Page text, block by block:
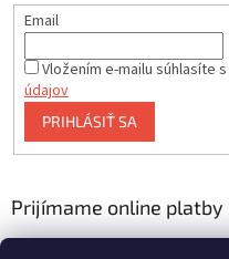
Email
Vložením e-mailu súhlasíte s
údajov
PRIHLÁSIŤ SA
Prijímame online platby